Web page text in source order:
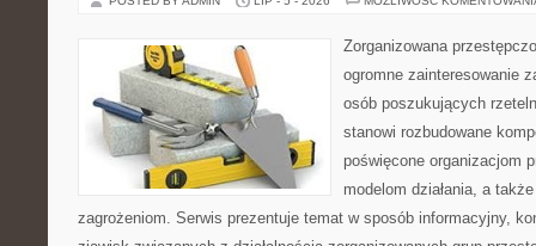
Zorganizowana
ogromne zainteresowanie
osób poszukujących
stanowi rozbudowane
poświęcone organizacjom
modelom działania, a
zagrożeniom. Serwis prezentuje temat w sposób informacyjny,